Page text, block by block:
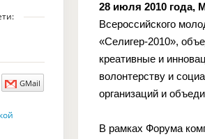
28 июля 2010 года,
Всероссийского
«Селигер-2010»,
креативные и
волонтерству и
организаций и
В рамках Форума
GMail